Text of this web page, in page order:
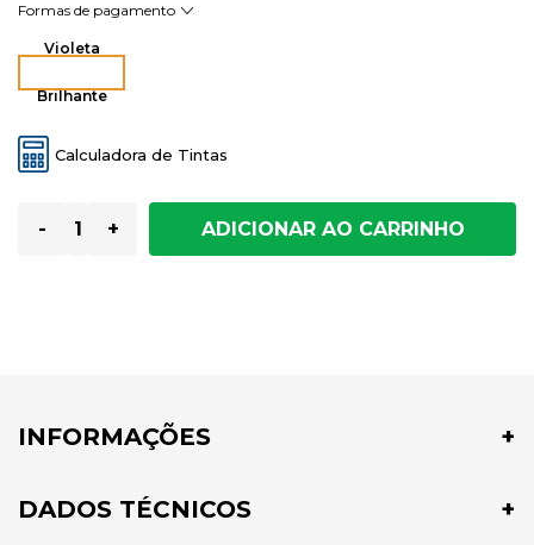
Violeta
Brilhante
Calculadora de Tintas
- +
INFORMAÇÕES
DADOS TÉCNICOS